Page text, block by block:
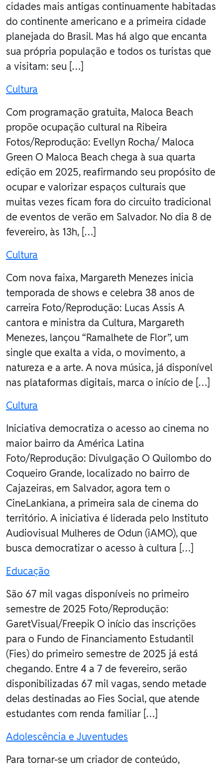
cidades mais antigas continuamente habitadas
do continente americano e a primeira cidade
planejada do Brasil. Mas há algo que encanta
sua própria população e todos os turistas que
a visitam: seu […]
Cultura
Com programação gratuita, Maloca Beach
propõe ocupação cultural na Ribeira
Fotos/Reprodução: Evellyn Rocha/ Maloca
Green O Maloca Beach chega à sua quarta
edição em 2025, reafirmando seu propósito de
ocupar e valorizar espaços culturais que
muitas vezes ficam fora do circuito tradicional
de eventos de verão em Salvador. No dia 8 de
fevereiro, às 13h, […]
Cultura
Com nova faixa, Margareth Menezes inicia
temporada de shows e celebra 38 anos de
carreira Foto/Reprodução: Lucas Assis A
cantora e ministra da Cultura, Margareth
Menezes, lançou “Ramalhete de Flor”, um
single que exalta a vida, o movimento, a
natureza e a arte. A nova música, já disponível
nas plataformas digitais, marca o início de […]
Cultura
Iniciativa democratiza o acesso ao cinema no
maior bairro da América Latina
Foto/Reprodução: Divulgação O Quilombo do
Coqueiro Grande, localizado no bairro de
Cajazeiras, em Salvador, agora tem o
CineLankiana, a primeira sala de cinema do
território. A iniciativa é liderada pelo Instituto
Audiovisual Mulheres de Odun (iAMO), que
busca democratizar o acesso à cultura […]
Educação
São 67 mil vagas disponíveis no primeiro
semestre de 2025 Foto/Reprodução:
GaretVisual/Freepik O início das inscrições
para o Fundo de Financiamento Estudantil
(Fies) do primeiro semestre de 2025 já está
chegando. Entre 4 a 7 de fevereiro, serão
disponibilizadas 67 mil vagas, sendo metade
delas destinadas ao Fies Social, que atende
estudantes com renda familiar […]
Adolescência e Juventudes
Para tornar-se um criador de conteúdo,